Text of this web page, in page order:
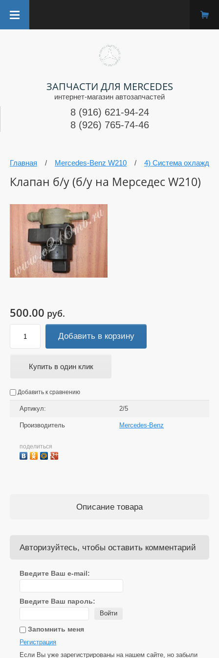
ЗАПЧАСТИ ДЛЯ MERCEDES
интернет-магазин автозапчастей
8 (916) 621-94-24
8 (926) 765-74-46
Главная / Mercedes-Benz W210 / 4) Система
Клапан б/у (б/у на Мерседес W210)
500.00 руб.
Добавить в корзину
Купить в один клик
Добавить к сравнению
Артикул: 2/5
Производитель Mercedes-Benz
поделиться
Описание товара
Авторизуйтесь, чтобы оставить комментарий
Введите Ваш e-mail:
Введите Ваш пароль:
Войти
Запомнить меня
Регистрация
Если Вы уже зарегистрированы на нашем сайте, но забыли